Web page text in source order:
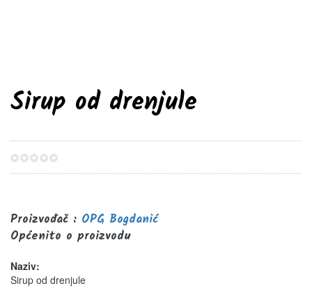
Sirup od drenjule
Proizvođač : OPG Bogdanić
Općenito o proizvodu
Naziv:
Sirup od drenjule